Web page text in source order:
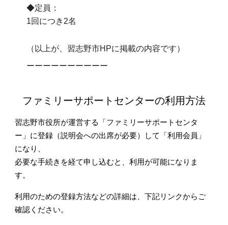
◆定員：
1回につき2名
（以上が、習志野市HPに掲載の内容です）
ーーーーーーーーーー
ファミリーサポートセンターの利用方法
習志野市役所が運営する「ファミリーサポートセンタ
ー」に登録（説明会への出席が必要）して「利用会員」
になり、
必要な手続きを経て申し込むと、利用が可能になりま
す。
利用のための登録方法などの詳細は、下記リンクからご
確認ください。